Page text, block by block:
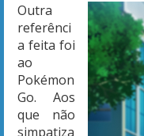
Outra
referênci
a feita foi
ao
Pokémon
Go. Aos
que não
simpatiza